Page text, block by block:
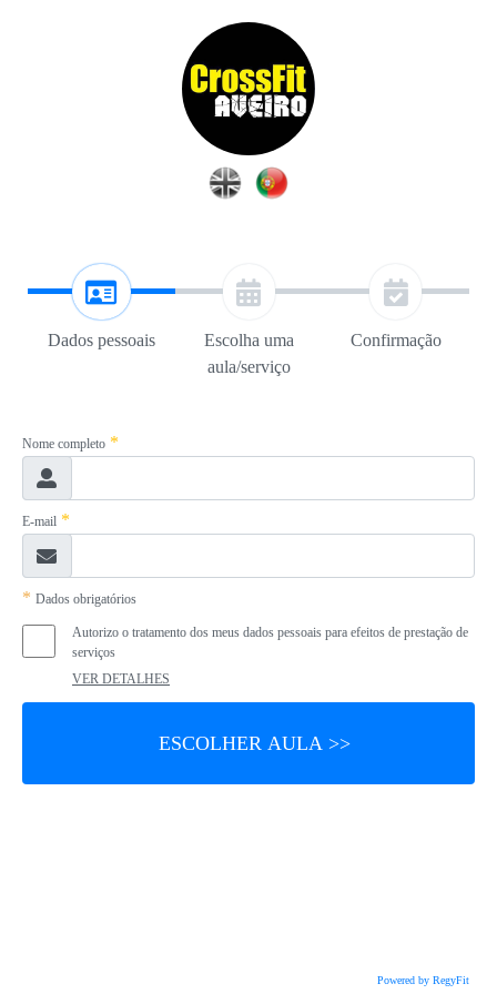
Dados pessoais
Escolha uma
aula/serviço
Confirmação
Nome completo *
E-mail *
* Dados obrigatórios
Autorizo o tratamento dos meus dados pessoais para efeitos de prestação de
serviços
VER DETALHES
Powered by RegyFit